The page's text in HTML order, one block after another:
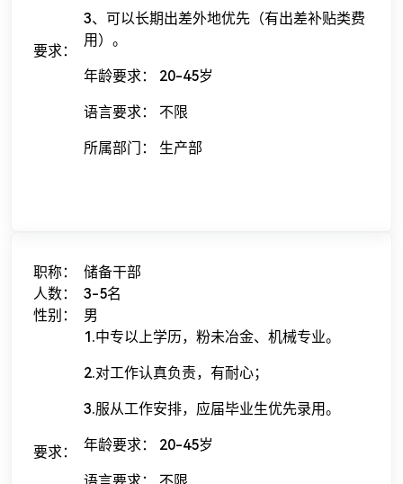
要求：
3、可以长期出差外地优先（有出差补贴类费
用）。
年龄要求： 20-45岁
语言要求： 不限
所属部门： 生产部
职称：
储备干部
人数：
3-5名
性别：
男
要求：
1.中专以上学历，粉未冶金、机械专业。
2.对工作认真负责，有耐心；
3.服从工作安排，应届毕业生优先录用。
年龄要求： 20-45岁